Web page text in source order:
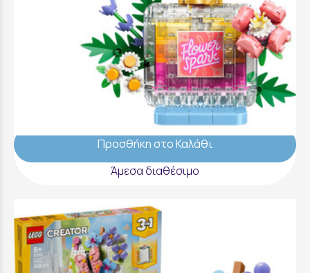
LEGO Creator Floral Décor Perfume Bottle -
31383
31,99 €
Προσθήκη στο Καλάθι
Άμεσα διαθέσιμο